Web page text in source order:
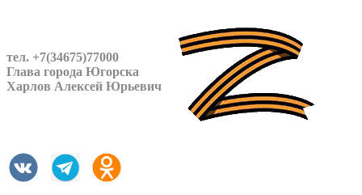
тел. +7(34675)77000
Глава города Югорска
Харлов Алексей Юрьевич